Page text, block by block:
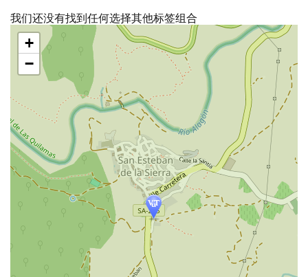
我们还没有找到任何选择其他标签组合
跳
地
图
+
−